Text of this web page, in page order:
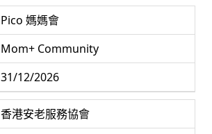
Pico 媽媽會
Mom+ Community
31/12/2026
香港安老服務協會